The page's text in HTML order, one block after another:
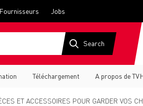
Fournisseurs Jobs
Téléchargement A propos de
ET ACCESSOIRES POUR GARDER VOS